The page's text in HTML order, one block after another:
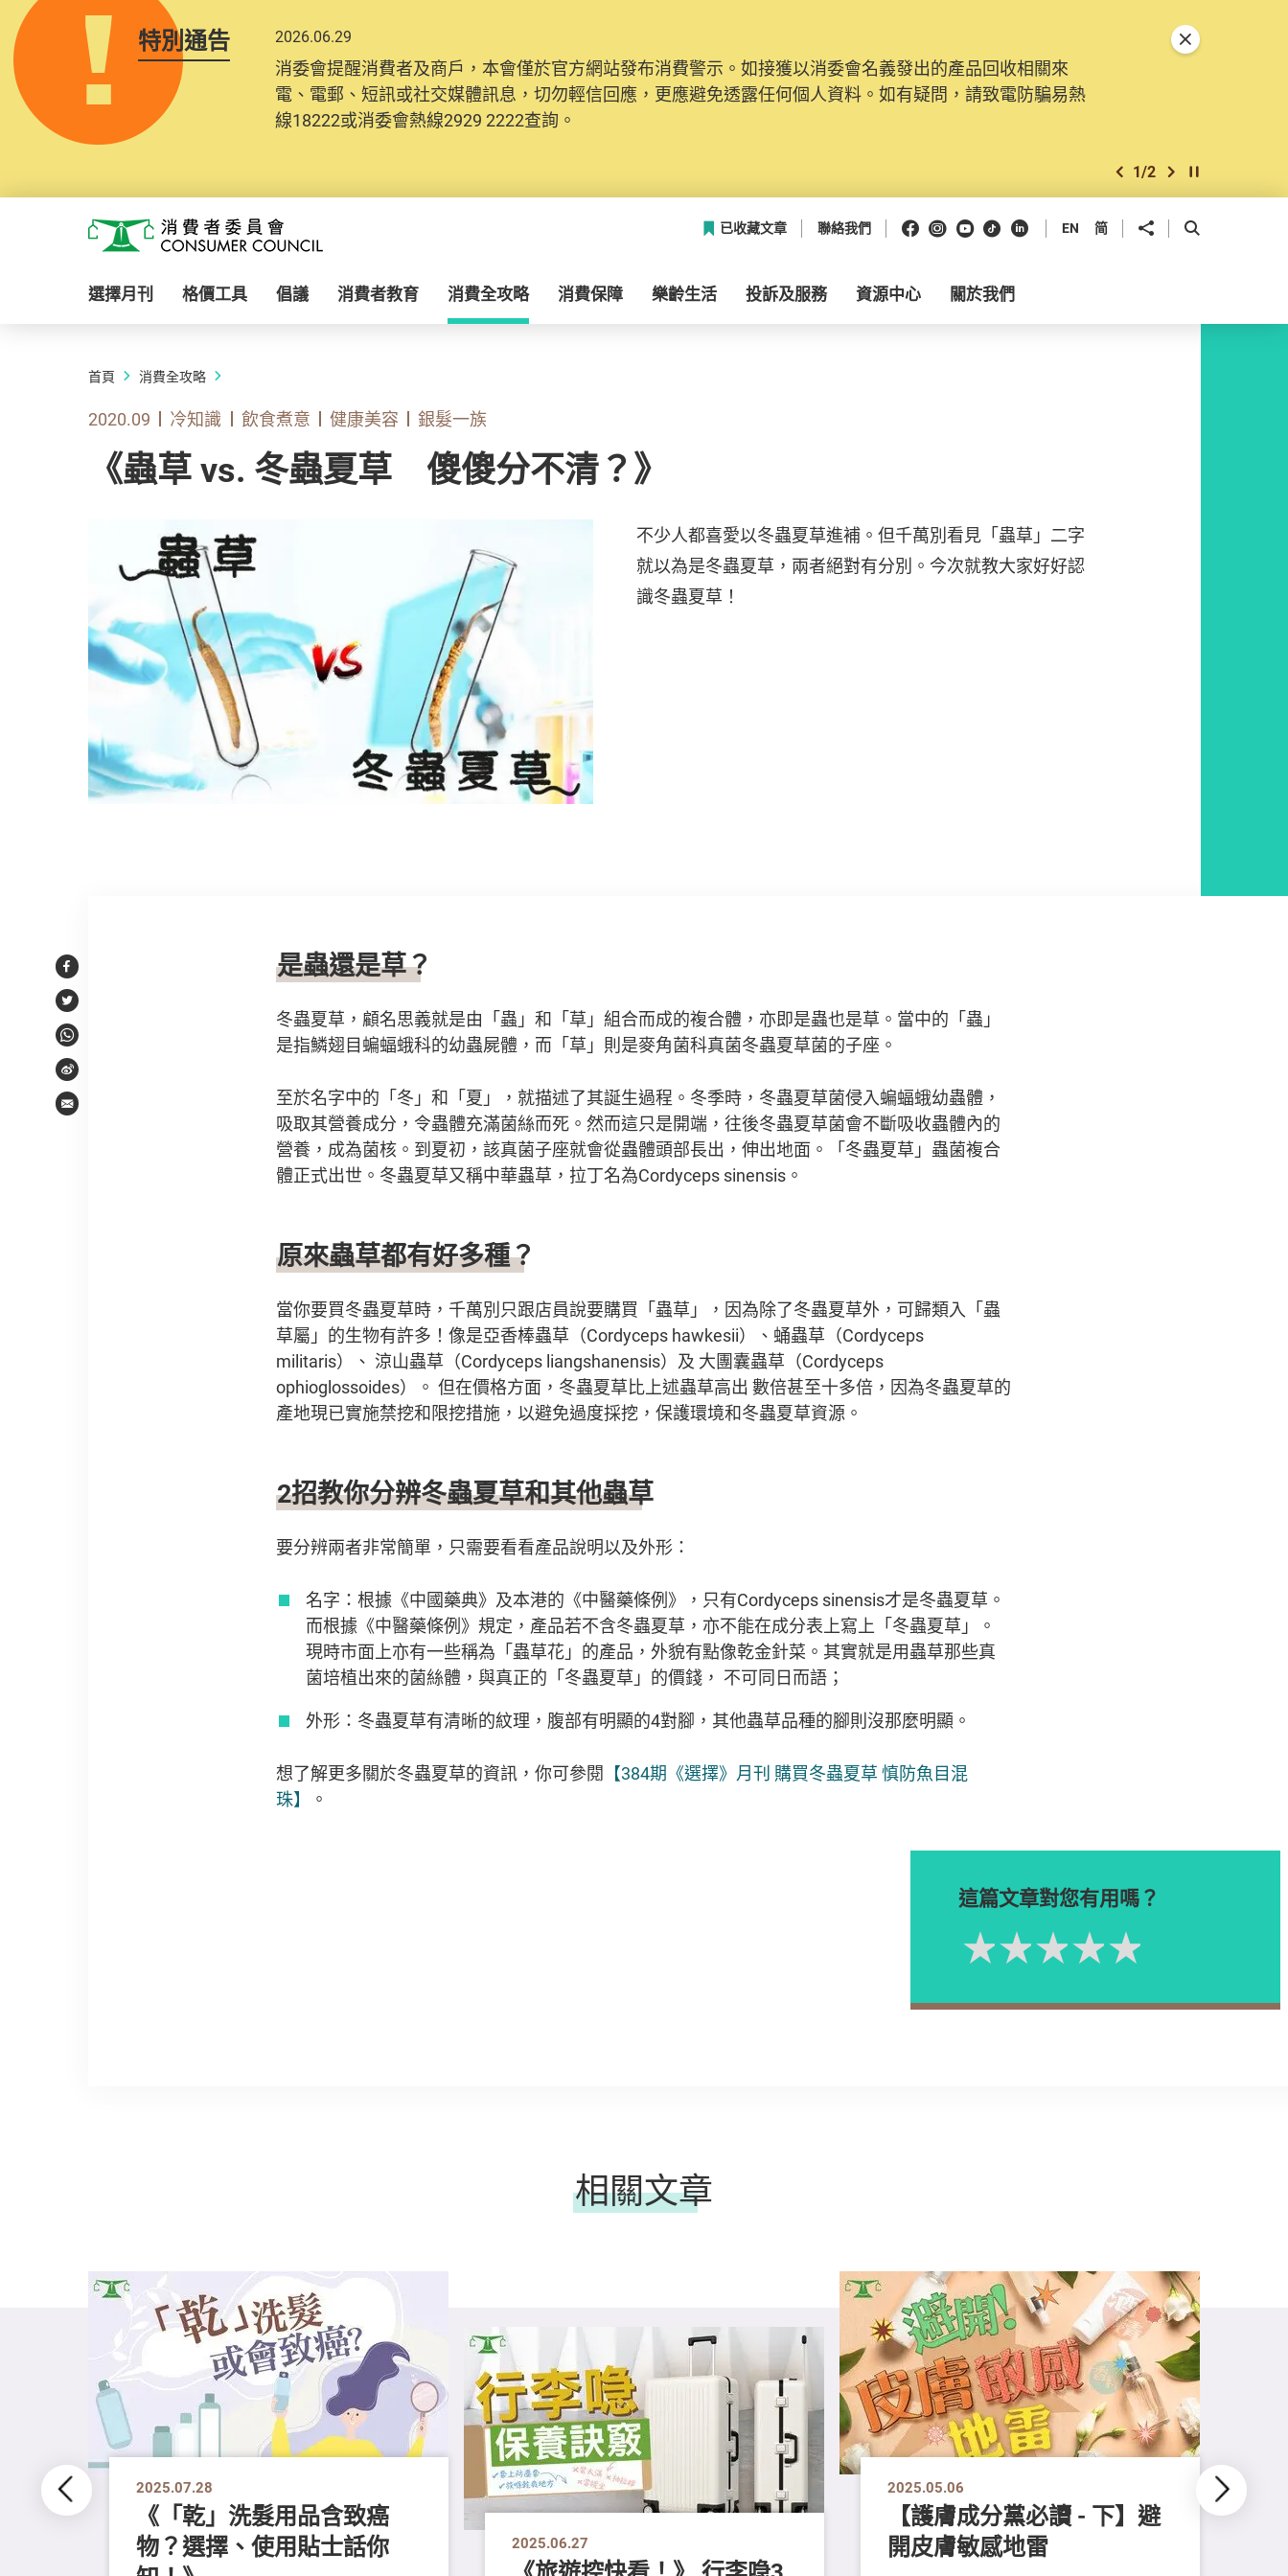
特別通告 2026.06.29
消委會提醒消費者及商戶，本會僅於官方網站發布消費警示。如接獲以消委會名義發出的產品回收相關來
電、電郵、短訊或社交媒體訊息，切勿輕信回應，更應避免透露任何個人資料。如有疑問，請致電防騙易熱
線18222或消委會熱線2929 2222查詢。
上一個
1/2 下一個開始/暫停幻燈
關閉特別通告
消費者委員會
已收藏文章 聯絡我們 Facebook
Instagram
Youtube
抖音領英 EN 简 分享到 開啟搜尋框
選擇月刊 格價工具 倡議 消費者教育 消費全攻略 消費保障 樂齡生活 投訴及服務 資源中心 關於我們
首頁 消費全攻略
2020.09 冷知識 飲食煮意 健康美容 銀髮一族
《蟲草 vs. 冬蟲夏草 傻傻分不清？》
不少人都喜愛以冬蟲夏草進補。但千萬別看見「蟲草」二字
就以為是冬蟲夏草，兩者絕對有分別。今次就教大家好好認
識冬蟲夏草！
Facebook
Twitter
WhatsApp
Weibo
Email
是蟲還是草？
冬蟲夏草，顧名思義就是由「蟲」和「草」組合而成的複合體，亦即是蟲也是草。當中的「蟲」
是指鱗翅目蝙蝠蛾科的幼蟲屍體，而「草」則是麥角菌科真菌冬蟲夏草菌的子座。
至於名字中的「冬」和「夏」，就描述了其誕生過程。冬季時，冬蟲夏草菌侵入蝙蝠蛾幼蟲體，
吸取其營養成分，令蟲體充滿菌絲而死。然而這只是開端，往後冬蟲夏草菌會不斷吸收蟲體內的
營養，成為菌核。到夏初，該真菌子座就會從蟲體頭部長出，伸出地面。「冬蟲夏草」蟲菌複合
體正式出世。冬蟲夏草又稱中華蟲草，拉丁名為Cordyceps sinensis。
原來蟲草都有好多種？
當你要買冬蟲夏草時，千萬別只跟店員說要購買「蟲草」，因為除了冬蟲夏草外，可歸類入「蟲
草屬」的生物有許多！像是亞香棒蟲草（Cordyceps hawkesii）、蛹蟲草（Cordyceps
militaris）、 涼山蟲草（Cordyceps liangshanensis）及 大團囊蟲草（Cordyceps
ophioglossoides）。 但在價格方面，冬蟲夏草比上述蟲草高出 數倍甚至十多倍，因為冬蟲夏草的
產地現已實施禁挖和限挖措施，以避免過度採挖，保護環境和冬蟲夏草資源。
2招教你分辨冬蟲夏草和其他蟲草
要分辨兩者非常簡單，只需要看看產品說明以及外形：
名字：根據《中國藥典》及本港的《中醫藥條例》，只有Cordyceps sinensis才是冬蟲夏草。
而根據《中醫藥條例》規定，產品若不含冬蟲夏草，亦不能在成分表上寫上「冬蟲夏草」。
現時市面上亦有一些稱為「蟲草花」的產品，外貌有點像乾金針菜。其實就是用蟲草那些真
菌培植出來的菌絲體，與真正的「冬蟲夏草」的價錢， 不可同日而語；
外形：冬蟲夏草有清晰的紋理，腹部有明顯的4對腳，其他蟲草品種的腳則沒那麼明顯。
想了解更多關於冬蟲夏草的資訊，你可參閱 【384期《選擇》月刊 購買冬蟲夏草 慎防魚目混
珠】
。
這篇文章對您有用嗎？
Please rate 4星
3星
2星
1星
相關文章
2025.07.28
《「乾」洗髮用品含致癌
物？選擇、使用貼士話你
2025.06.27
2025.05.06
【護膚成分黨必讀 - 下】避
開皮膚敏感地雷